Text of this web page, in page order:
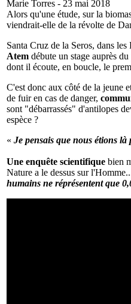
Marie Torres - 23 mai 2018
Alors qu'une étude, sur la
viendrait-elle de la révolte de
Santa Cruz de la Seros, dans les
Atem débute un stage auprès du
dont il écoute, en boucle, le
C'est donc aux côté de la jeune
de fuir en cas de danger,
sont "débarrassés" d'antilopes
espèce ?
« Je pensais que nous étions
Une enquête scientifique bien
Nature a le dessus sur
humains ne réprésentent que